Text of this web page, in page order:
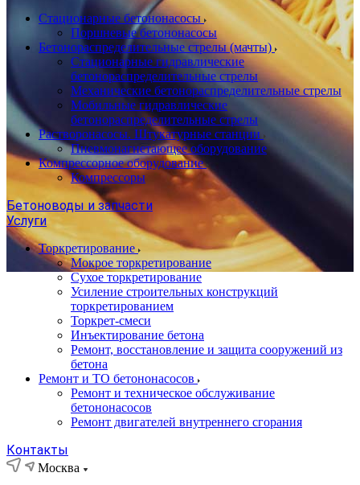
Стационарные бетононасосы
Поршневые бетононасосы
Бетонораспределительные стрелы (мачты)
Стационарные гидравлические
бетонораспределительные стрелы
Механические бетонораспределительные стрелы
Мобильные гидравлические
бетонораспределительные стрелы
Растворонасосы. Штукатурные станции
Пневмонагнетающее оборудование
Компрессорное оборудование
Компрессоры
Бетоноводы и запчасти
Услуги
Торкретирование
Мокрое торкретирование
Сухое торкретирование
Усиление строительных конструкций
торкретированием
Торкрет-смеси
Инъектирование бетона
Ремонт, восстановление и защита сооружений из
бетона
Ремонт и ТО бетононасосов
Ремонт и техническое обслуживание
бетононасосов
Ремонт двигателей внутреннего сгорания
Контакты
Москва